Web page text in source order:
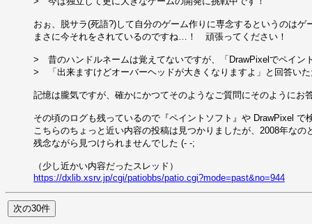
おぉ、脱サラ(死語?)して自分のゲーム作りに専念するというのはゲ
まさに今それをされているのですね…！　頑張ってください！
>　昔のハンドルネームは覚えてないですが、「DrawPixelでペイ
>　「出来ますけどオーバーヘッドが大きくなりますよ」と回答い
記憶は朧気ですが、確かにかつてそのようなご質問にそのようにお
その頃のログも残っているので『ペイントソフト』や DrawPixel で
こちらのちょっと近い内容の投稿は見つかりましたが、2008年な
残念ながら見つけられませんでした (- -;
https://dxlib.xsrv.jp/cgi/patiobbs/patio.cgi?mode=past&no=944